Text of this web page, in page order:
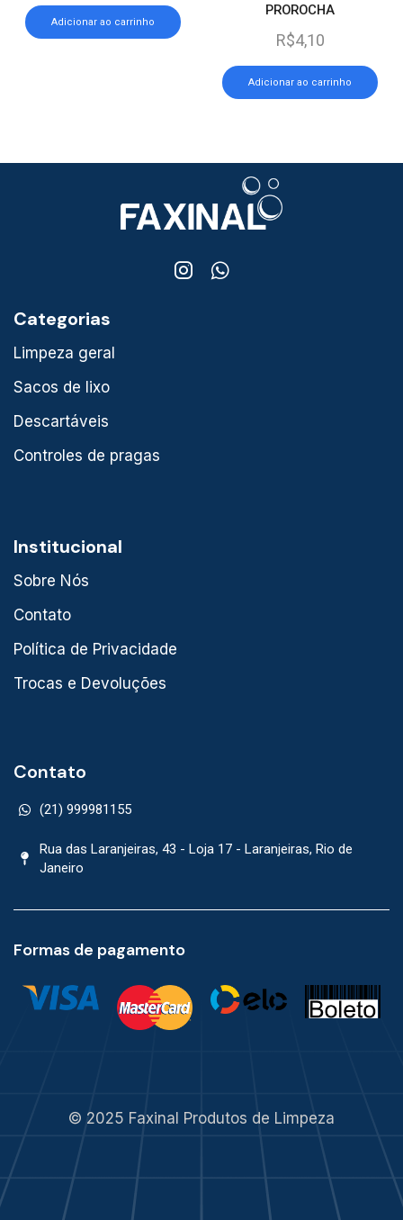
Adicionar ao carrinho
PROROCHA
R$4,10
Adicionar ao carrinho
Categorias
Limpeza geral
Sacos de lixo
Descartáveis
Controles de pragas
Institucional
Sobre Nós
Contato
Política de Privacidade
Trocas e Devoluções
Contato
(21) 999981155
Rua das Laranjeiras, 43 - Loja 17 - Laranjeiras, Rio de
Janeiro
Formas de pagamento
© 2025 Faxinal Produtos de Limpeza